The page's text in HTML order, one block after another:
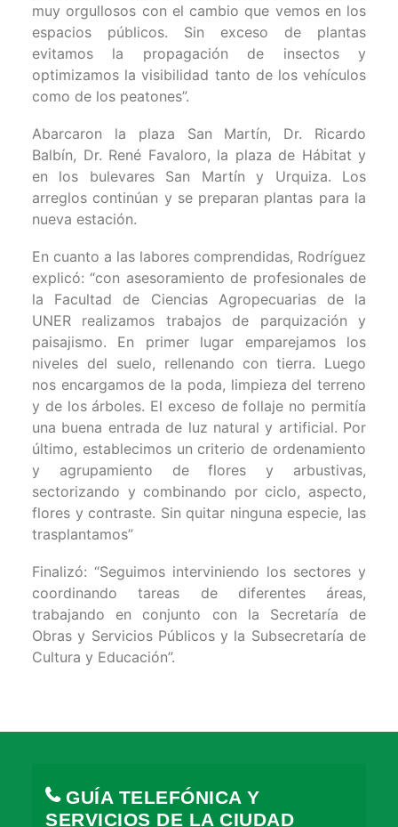
muy orgullosos con el cambio que vemos en los
espacios públicos. Sin exceso de plantas
evitamos la propagación de insectos y
optimizamos la visibilidad tanto de los vehículos
como de los peatones”.
Abarcaron la plaza San Martín, Dr. Ricardo
Balbín, Dr. René Favaloro, la plaza de Hábitat y
en los bulevares San Martín y Urquiza. Los
arreglos continúan y se preparan plantas para la
nueva estación.
En cuanto a las labores comprendidas, Rodríguez
explicó: “con asesoramiento de profesionales de
la Facultad de Ciencias Agropecuarias de la
UNER realizamos trabajos de parquización y
paisajismo. En primer lugar emparejamos los
niveles del suelo, rellenando con tierra. Luego
nos encargamos de la poda, limpieza del terreno
y de los árboles. El exceso de follaje no permitía
una buena entrada de luz natural y artificial. Por
último, establecimos un criterio de ordenamiento
y agrupamiento de flores y arbustivas,
sectorizando y combinando por ciclo, aspecto,
flores y contraste. Sin quitar ninguna especie, las
trasplantamos”
Finalizó: “Seguimos interviniendo los sectores y
coordinando tareas de diferentes áreas,
trabajando en conjunto con la Secretaría de
Obras y Servicios Públicos y la Subsecretaría de
Cultura y Educación”.
GUÍA TELEFÓNICA Y
SERVICIOS DE LA CIUDAD